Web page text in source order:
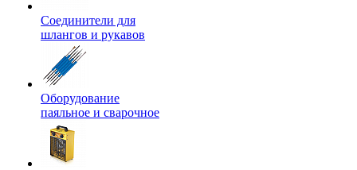
Соединители для
шлангов и рукавов
Оборудование
паяльное и сварочное